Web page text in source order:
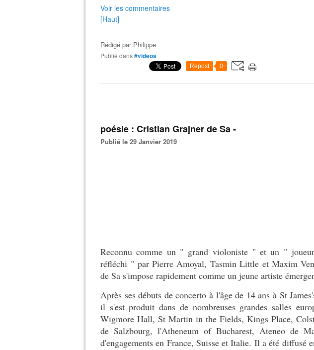
Voir les commentaires
[Haut]
Rédigé par Philippe
Publié dans#videos
Repost 0
poésie : Cristian Grajner de Sa -
Publié le 29 Janvier 2019
Reconnu comme un " grand violoniste " et un "
réfléchi " par Pierre Amoyal, Tasmin Little et Maxim
de Sa s'impose rapidement comme un jeune artiste
Après ses débuts de concerto à l'âge de 14 ans à St
il s'est produit dans de nombreuses grandes salles
Wigmore Hall, St Martin in the Fields, Kings Place,
de Salzbourg, l'Atheneum of Bucharest, Ateneo de
d'engagements en France, Suisse et Italie. Il a été diffusé